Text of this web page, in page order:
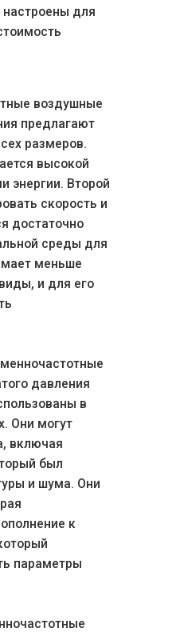
для
воздушные
предлагают
размеров.
высокой
энергии. Второй
скорость и
достаточно
среды для
меньше
и для его
давления
в
Они могут
включая
был
и шума. Они
к
параметры